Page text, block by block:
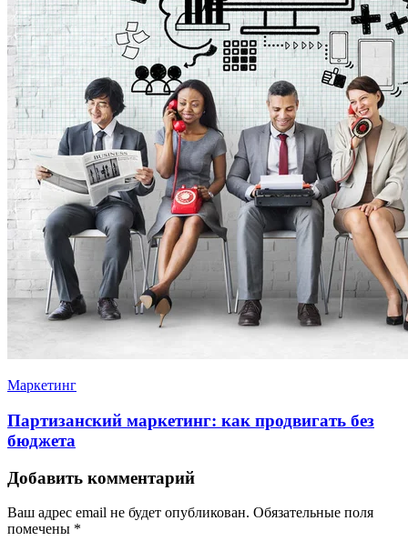
Маркетинг
Партизанский маркетинг: как продвигать без
бюджета
Добавить комментарий
Ваш адрес email не будет опубликован. Обязательные поля
помечены *